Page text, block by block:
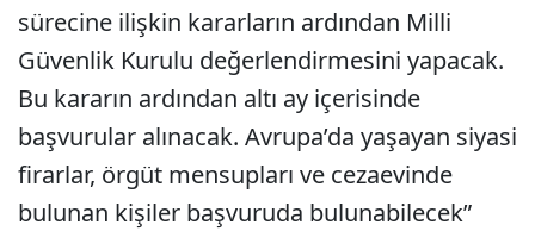
sürecine ilişkin kararların ardından Milli
Güvenlik Kurulu değerlendirmesini yapacak.
Bu kararın ardından altı ay içerisinde
başvurular alınacak. Avrupa’da yaşayan siyasi
firarlar, örgüt mensupları ve cezaevinde
bulunan kişiler başvuruda bulunabilecek”